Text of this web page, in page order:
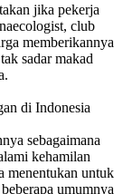
jika pekerja
club
memberikannya
sadar makad
di Indonesia
sebagaimana
kehamilan
menentukan untuk
umumnya